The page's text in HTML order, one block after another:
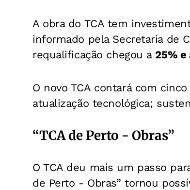
A obra do TCA tem
informado pela Secretaria de
requalificação chegou a 25% e
O novo TCA contará com
atualização tecnológica;
“TCA de Perto - Obras”
O TCA deu mais um passo
de Perto - Obras” tornou